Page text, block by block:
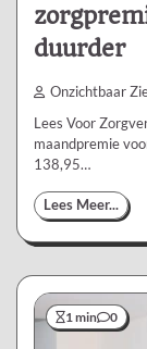
duurder
Onzichtbaar
Lees Voor
maandpremie
138,95…
Lees Meer...
1 min 0